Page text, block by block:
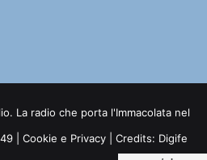
La radio che porta l'Immacolata nel
| Cookie e Privacy | Credits: Digife